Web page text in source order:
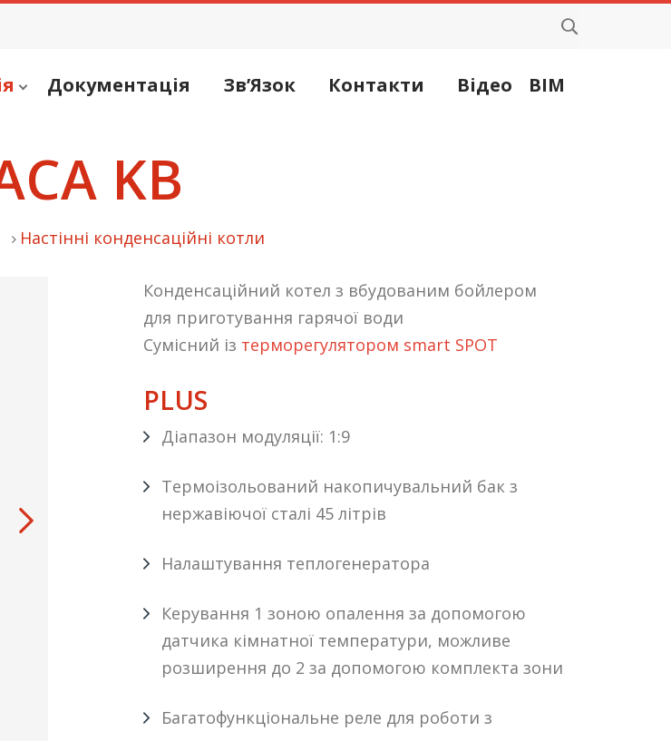
Документація Зв’Язок Контакти Відео BIM
KB
Настінні конденсаційні котли
Конденсаційний котел з вбудованим бойлером
для приготування гарячої води
Сумісний із терморегулятором smart SPOT
PLUS
Діапазон модуляції: 1:9
Термоізольований накопичувальний бак з
нержавіючої сталі 45 літрів
Налаштування теплогенератора
Керування 1 зоною опалення за допомогою
датчика кімнатної температури, можливе
розширення до 2 за допомогою комплекта зони
Багатофункціональне реле для роботи з